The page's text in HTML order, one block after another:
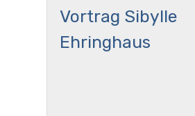
Vortrag Sibylle
Ehringhaus